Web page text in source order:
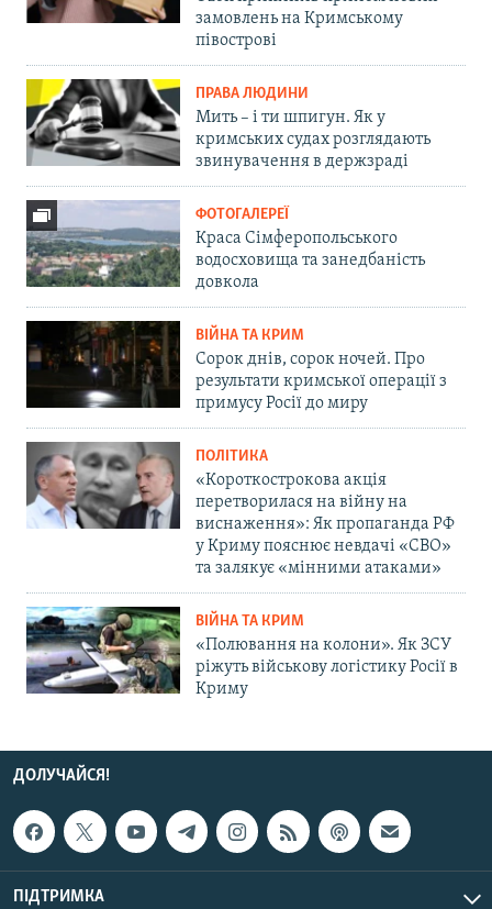
замовлень на Кримському
півострові
ПРАВА ЛЮДИНИ
Мить – і ти шпигун. Як у
кримських судах розглядають
звинувачення в держзраді
ФОТОГАЛЕРЕЇ
Краса Сімферопольського
водосховища та занедбаність
довкола
ВІЙНА ТА КРИМ
Сорок днів, сорок ночей. Про
результати кримської операції з
примусу Росії до миру
ПОЛІТИКА
«Короткострокова акція
перетворилася на війну на
виснаження»: Як пропаганда РФ
у Криму пояснює невдачі «СВО»
та залякує «мінними атаками»
ВІЙНА ТА КРИМ
«Полювання на колони». Як ЗСУ
ріжуть військову логістику Росії в
Криму
ДОЛУЧАЙСЯ!
ПІДТРИМКА